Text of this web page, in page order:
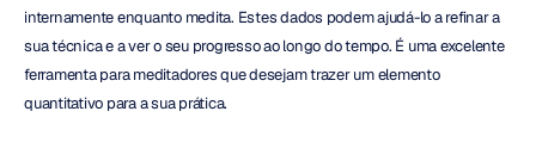
internamente enquanto medita. Estes dados podem ajudá-lo a refinar a
sua técnica e a ver o seu progresso ao longo do tempo. É uma excelente
ferramenta para meditadores que desejam trazer um elemento
quantitativo para a sua prática.